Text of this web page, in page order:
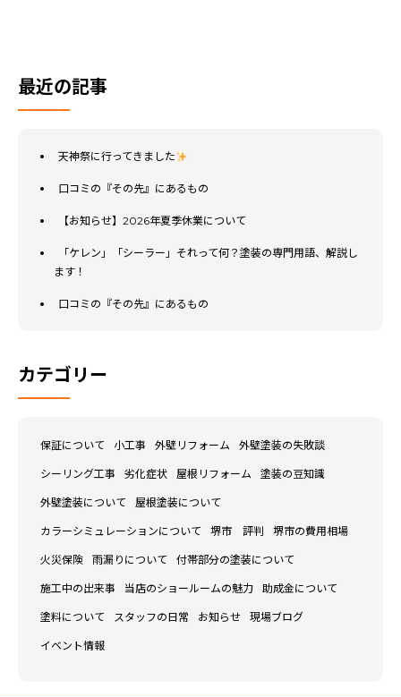
最近の記事
天神祭に行ってきました
口コミの『その先』にあるもの
【お知らせ】2026年夏季休業について
「ケレン」「シーラー」それって何？塗装の専門用語、解説し
ます！
口コミの『その先』にあるもの
カテゴリー
保証について 小工事 外壁リフォーム 外壁塗装の失敗談
シーリング工事 劣化症状 屋根リフォーム 塗装の豆知識
外壁塗装について 屋根塗装について
カラーシミュレーションについて 堺市 評判 堺市の費用相場
火災保険 雨漏りについて 付帯部分の塗装について
施工中の出来事 当店のショールームの魅力 助成金について
塗料について スタッフの日常 お知らせ 現場ブログ
イベント情報